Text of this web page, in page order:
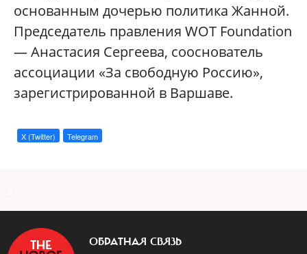
основанным дочерью политика Жанной.
Председатель правления WOT Foundation
— Анастасия Сергеева, сооснователь
ассоциации «За свободную Россию»,
зарегистрированной в Варшаве.
X (Twitter) Telegram
ОБРАТНАЯ СВЯЗЬ